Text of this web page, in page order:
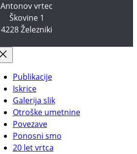
Antonov vrtec
Škovine 1
4228 Železniki
Publikacije
Iskrice
Galerija slik
Otroške umetnine
Povezave
Ponosni smo
20 let vrtca